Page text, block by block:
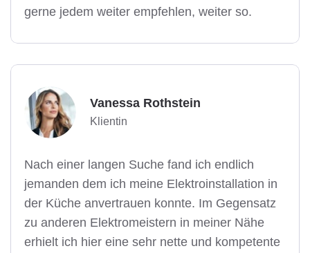
gerne jedem weiter empfehlen, weiter so.
Vanessa Rothstein
Klientin
Nach einer langen Suche fand ich endlich
jemanden dem ich meine Elektroinstallation in
der Küche anvertrauen konnte. Im Gegensatz
zu anderen Elektromeistern in meiner Nähe
erhielt ich hier eine sehr nette und kompetente